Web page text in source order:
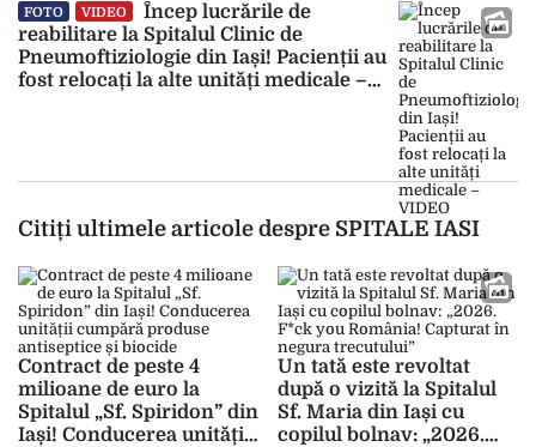
FOTO VIDEO
Încep lucrările de
reabilitare la Spitalul Clinic de
Pneumoftiziologie din Iași! Pacienții au
fost relocați la alte unități medicale –
Citiți ultimele articole despre SPITALE IASI
Contract de peste 4
milioane de euro la
Spitalul „Sf. Spiridon” din
Iași! Conducerea unității
Un tată este revoltat
după o vizită la Spitalul
Sf. Maria din Iași cu
copilul bolnav: „2026.